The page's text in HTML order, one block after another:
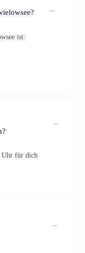
ist:
Uhr für dich